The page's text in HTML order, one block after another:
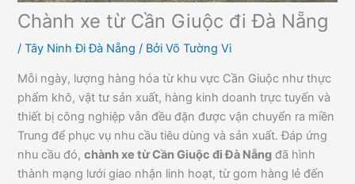
Chành xe từ Cần Giuộc đi Đà Nẵng
/Tây Ninh Đi Đà Nẵng / BởiVõ Tường Vi
Mỗi ngày, lượng hàng hóa từ khu vực Cần Giuộc như thực
phẩm khô, vật tư sản xuất, hàng kinh doanh trực tuyến và
thiết bị công nghiệp vẫn đều đặn được vận chuyển ra miền
Trung để phục vụ nhu cầu tiêu dùng và sản xuất. Đáp ứng
nhu cầu đó,chành xe từ Cần Giuộc đi Đà Nẵng đã hình
thành mạng lưới giao nhận linh hoạt, từ gom hàng lẻ đến